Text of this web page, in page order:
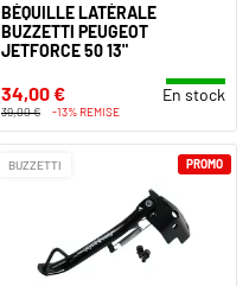
BÉQUILLE LATÉRALE
BUZZETTI PEUGEOT
JETFORCE 50 13"
34,00 € En stock
39,00 € -13% REMISE
BUZZETTI PROMO